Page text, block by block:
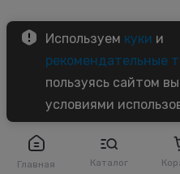
Главная Каталог
Используем куки и
рекомендательные
пользуясь сайтом
условиями